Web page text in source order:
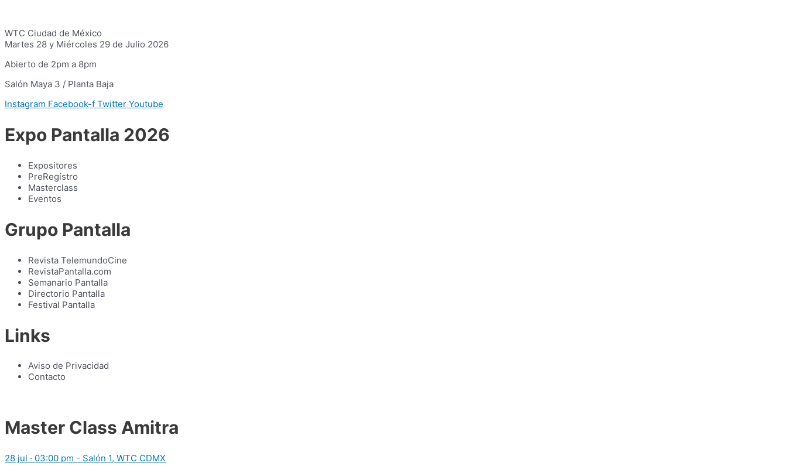
WTC Ciudad de México
Martes 28 y Miércoles 29 de Julio 2026
Abierto de 2pm a 8pm
Salón Maya 3 / Planta Baja
Instagram Facebook-f Twitter Youtube
Expo Pantalla 2026
Expositores
PreRegístro
Masterclass
Eventos
Grupo Pantalla
Revista TelemundoCine
RevistaPantalla.com
Semanario Pantalla
Directorio Pantalla
Festival Pantalla
Links
Aviso de Privacidad
Contacto
Master Class Amitra
28 jul · 03:00 pm - Salón 1, WTC CDMX